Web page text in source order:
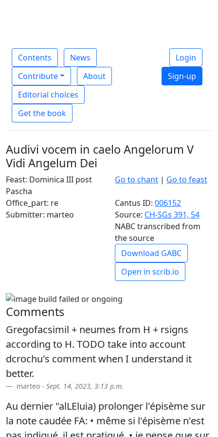
Contents
News
Contribute
About
Editorial choices
Get the book
Login
Sign-up
Audivi vocem in caelo Angelorum V
Vidi Angelum Dei
Feast: Dominica III post
Pascha
Go to chant | Go to feast
Office_part: re Cantus ID: 006152
Submitter: marteo
Source: CH-SGs 391, 54
NABC transcribed from
the source
Download GABC
Open in scrib.io
Comments
Gregofacsimil + neumes from H + rsigns
according to H. TODO take into account
dcrochu's comment when I understand it
better.
marteo - Sept. 14, 2023, 3:13 p.m.
Au dernier "alLEluia) prolonger l'épisème sur
la note caudée FA: • même si l'épisème n'est